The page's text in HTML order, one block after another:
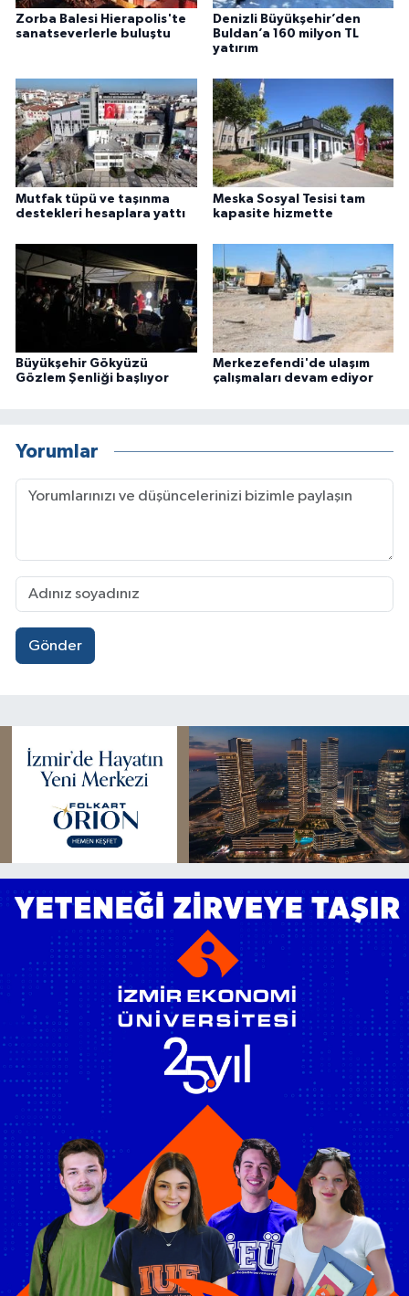
Zorba Balesi Hierapolis'te
sanatseverlerle buluştu
Denizli Büyükşehir’den
Buldan’a 160 milyon TL
yatırım
Mutfak tüpü ve taşınma
destekleri hesaplara yattı
Meska Sosyal Tesisi tam
kapasite hizmette
Büyükşehir Gökyüzü
Gözlem Şenliği başlıyor
Merkezefendi'de ulaşım
çalışmaları devam ediyor
Yorumlar
Gönder